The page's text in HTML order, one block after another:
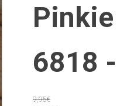
6818 -
9,95€